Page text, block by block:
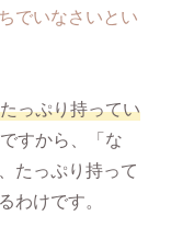
でいなさいとい
っぷり持ってい
すから、「な
たっぷり持って
わけです。